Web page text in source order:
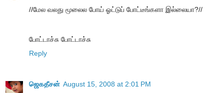
//மேல வலது மூலைல போய் ஓட்டுப் போட்டீங்களா இல்லையா?//
போட்டாச்சு போட்டாச்சு
Reply
ஜெகதீசன் August 15, 2008 at 2:01 PM